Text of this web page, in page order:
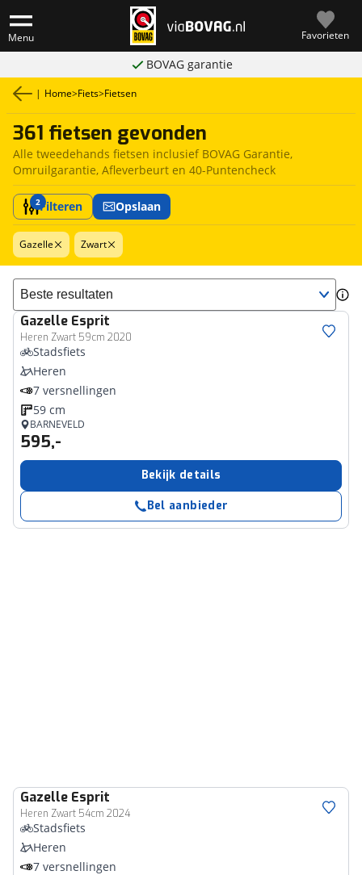
Menu Favorieten
BOVAG garantie
| Home>Fiets>Fietsen
361 fietsen gevonden
Alle tweedehands fietsen inclusief BOVAG Garantie,
Omruilgarantie, Afleverbeurt en 40-Puntencheck
2Filteren Opslaan
Gazelle Zwart
Sorteer resultaten
Gazelle Esprit
Heren Zwart 59cm 2020
Stadsfiets
Heren
7 versnellingen
59 cm
BARNEVELD
595,-
Bekijk details
Bel aanbieder
Gazelle Esprit
Heren Zwart 54cm 2024
Stadsfiets
Heren
7 versnellingen